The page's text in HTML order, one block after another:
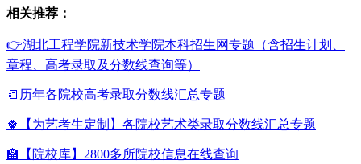
相关推荐：
👉湖北工程学院新技术学院本科招生网专题（含招生计划、
章程、高考录取及分数线查询等）
📒历年各院校高考录取分数线汇总专题
🍀【为艺考生定制】各院校艺术类录取分数线汇总专题
🏫【院校库】2800多所院校信息在线查询